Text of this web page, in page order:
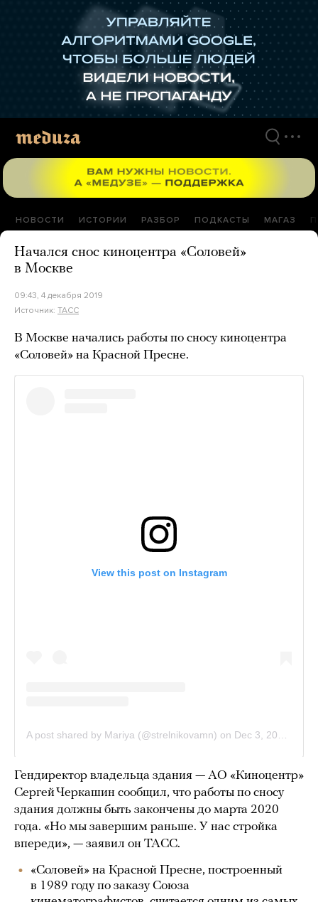
НОВОСТИ ИСТОРИИ РАЗБОР ПОДКАСТЫ МАГАЗ
Начался снос киноцентра «Соловей»
в Москве
09:43, 4 декабря 2019
Источник: ТАСС
В Москве начались работы по сносу киноцентра
«Соловей» на Красной Пресне.
Гендиректор владельца здания — АО «Киноцентр»
Сергей Черкашин сообщил, что работы по сносу
здания должны быть закончены до марта 2020
года. «Но мы завершим раньше. У нас стройка
впереди», — заявил он ТАСС.
«Соловей» на Красной Пресне, построенный
в 1989 году по заказу Союза